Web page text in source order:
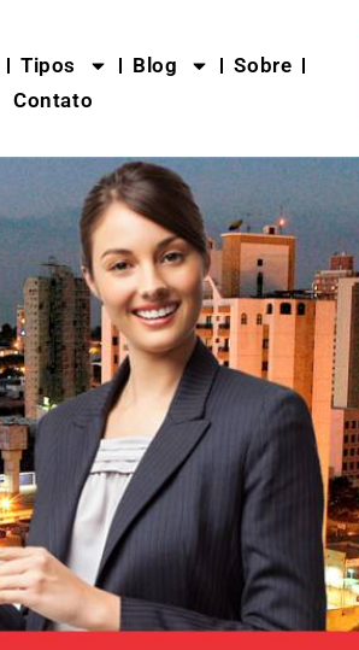
Tipos Blog
Sobre
Contato